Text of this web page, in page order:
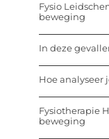
Fysio
beweging
In deze
Hoe analyseer
Fysiotherapie
beweging